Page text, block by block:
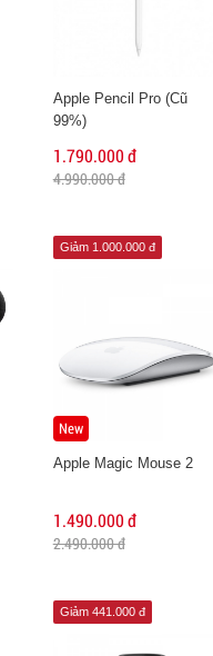
Apple Pencil Pro (Cũ
99%)
1.790.000 đ
4.990.000 đ
New
Giảm 1.000.000 đ
Apple Magic Mouse 2
1.490.000 đ
2.490.000 đ
Giảm 441.000 đ